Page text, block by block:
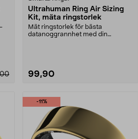
Ultrahuman Ring Air Sizing
Kit, mäta ringstorlek
Mät ringstorlek för bästa
datanoggrannhet med din
99,90
-11%